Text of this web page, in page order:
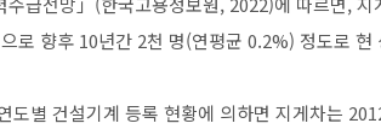
로 향후 10년간 2천 명(연평균 0.2%) 정도로 현
도별 건설기계 등록 현황에 의하면 지게차는